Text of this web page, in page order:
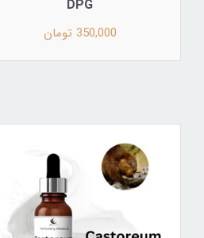
DPG
350,000 تومان